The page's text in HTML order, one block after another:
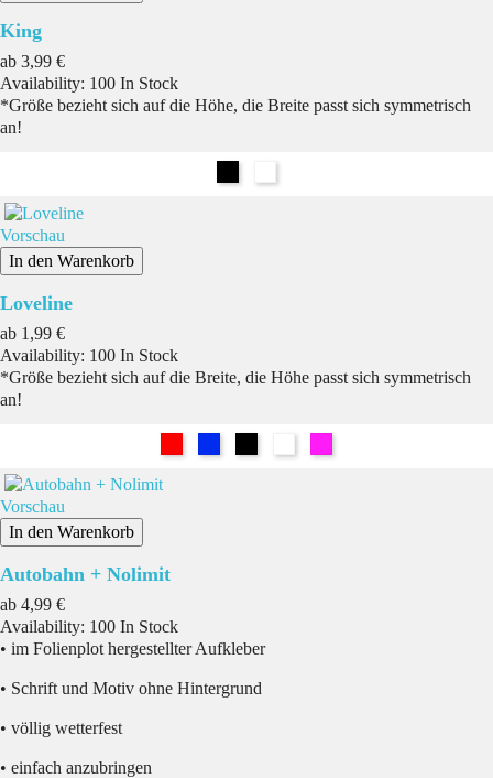
King
ab Preis
3,99 €
Availability: 100 In Stock
*Größe bezieht sich auf die Höhe, die Breite passt sich symmetrisch
an!
Vorschau
In den Warenkorb
Loveline
ab Preis
1,99 €
Availability: 100 In Stock
*Größe bezieht sich auf die Breite, die Höhe passt sich symmetrisch
an!
Vorschau
In den Warenkorb
Autobahn + Nolimit
ab Preis
4,99 €
Availability: 100 In Stock
• im Folienplot hergestellter Aufkleber
• Schrift und Motiv ohne Hintergrund
• völlig wetterfest
• einfach anzubringen